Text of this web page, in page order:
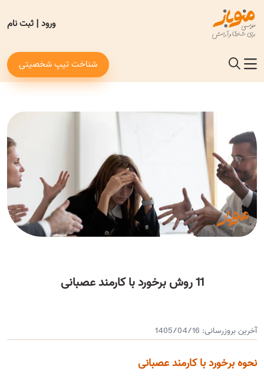
ورود| ثبت نام
شناخت تیپ شخصیتی
11 روش برخورد با کارمند عصبانی
آخرین بروزرسانی: 1405/04/16
نحوه برخورد با کارمند عصبانی